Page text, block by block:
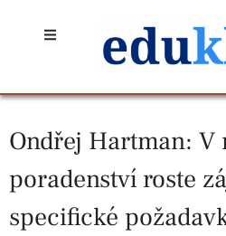
Open
Ondřej Hartman: V
poradenství roste
specifické